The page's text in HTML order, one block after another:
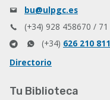
bu@ulpgc.es
(+34) 928 458670 / 71
(+34) 626 210 811
Directorio
Tu Biblioteca